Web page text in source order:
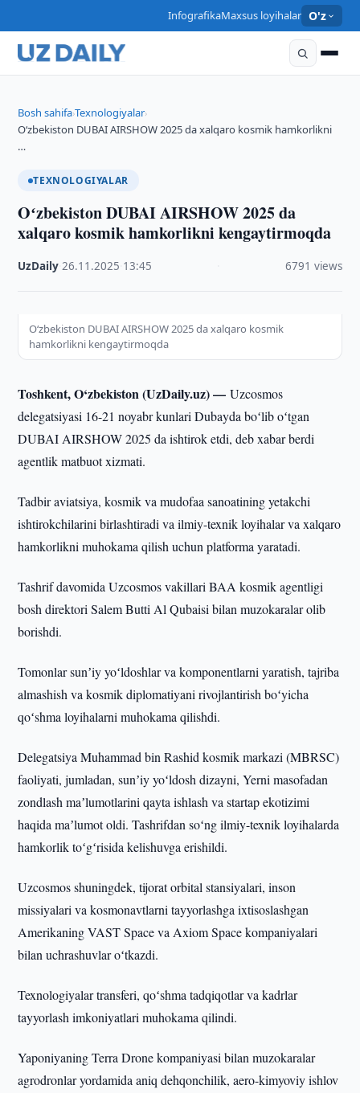
InfografikaMaxsus loyihalar O'z
Bosh sahifa›Texnologiyalar›
Oʻzbekiston DUBAI AIRSHOW 2025 da xalqaro kosmik hamkorlikni
…
TEXNOLOGIYALAR
Oʻzbekiston DUBAI AIRSHOW 2025 da
xalqaro kosmik hamkorlikni kengaytirmoqda
UzDaily ·26.11.2025 13:45 6791 views
Oʻzbekiston DUBAI AIRSHOW 2025 da xalqaro kosmik
hamkorlikni kengaytirmoqda
Toshkent, O‘zbekiston (UzDaily.uz) —Uzcosmos
delegatsiyasi 16-21 noyabr kunlari Dubayda boʻlib oʻtgan
DUBAI AIRSHOW 2025 da ishtirok etdi, deb xabar berdi
agentlik matbuot xizmati.
Tadbir aviatsiya, kosmik va mudofaa sanoatining yetakchi
ishtirokchilarini birlashtiradi va ilmiy-texnik loyihalar va xalqaro
hamkorlikni muhokama qilish uchun platforma yaratadi.
Tashrif davomida Uzcosmos vakillari BAA kosmik agentligi
bosh direktori Salem Butti Al Qubaisi bilan muzokaralar olib
borishdi.
Tomonlar sunʼiy yoʻldoshlar va komponentlarni yaratish, tajriba
almashish va kosmik diplomatiyani rivojlantirish boʻyicha
qoʻshma loyihalarni muhokama qilishdi.
Delegatsiya Muhammad bin Rashid kosmik markazi (MBRSC)
faoliyati, jumladan, sunʼiy yoʻldosh dizayni, Yerni masofadan
zondlash maʼlumotlarini qayta ishlash va startap ekotizimi
haqida maʼlumot oldi. Tashrifdan soʻng ilmiy-texnik loyihalarda
hamkorlik toʻgʻrisida kelishuvga erishildi.
Uzcosmos shuningdek, tijorat orbital stansiyalari, inson
missiyalari va kosmonavtlarni tayyorlashga ixtisoslashgan
Amerikaning VAST Space va Axiom Space kompaniyalari
bilan uchrashuvlar oʻtkazdi.
Texnologiyalar transferi, qoʻshma tadqiqotlar va kadrlar
tayyorlash imkoniyatlari muhokama qilindi.
Yaponiyaning Terra Drone kompaniyasi bilan muzokaralar
agrodronlar yordamida aniq dehqonchilik, aero-kimyoviy ishlov